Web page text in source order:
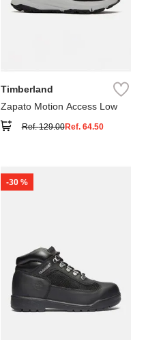
Timberland
Zapato Motion Access Low
Ref.129.00Ref. 64.50
-30 %